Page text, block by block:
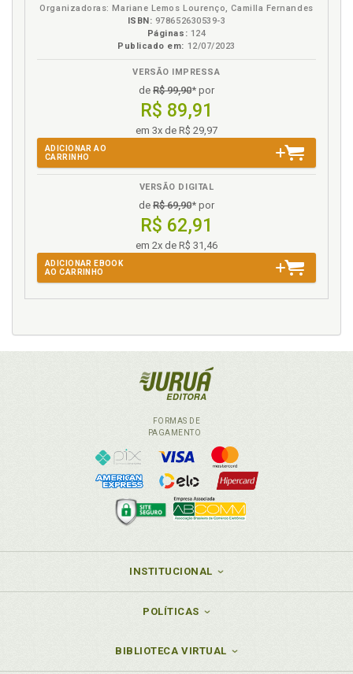
Organizadoras: Mariane Lemos Lourenço, Camilla Fernandes
ISBN: 978652630539-3
Páginas: 124
Publicado em: 12/07/2023
VERSÃO IMPRESSA
de R$ 99,90* por
R$ 89,91
em 3x de R$ 29,97
ADICIONAR AO
CARRINHO
VERSÃO DIGITAL
de R$ 69,90* por
R$ 62,91
em 2x de R$ 31,46
ADICIONAR EBOOK
AO CARRINHO
FORMAS DE
PAGAMENTO
INSTITUCIONAL
POLÍTICAS
BIBLIOTECA VIRTUAL